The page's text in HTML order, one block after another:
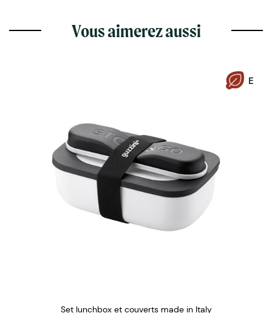
Vous aimerez aussi
E
Set lunchbox et couverts made in Italy